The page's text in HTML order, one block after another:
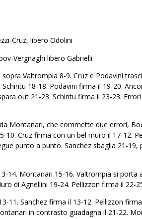
Cruz, libero Odolini
Vergnaghi libero Gabrielli
Valtrompia 8-9. Cruz e Podavini
18-18. Podavini firma il 19-20.
out 21-23. Schintu firma il 23-23.
Montanari, che commette due errori,
Cruz firma con un bel muro il 17-12.
punto a punto. Sanchez sbaglia 21-19,
Montanari 15-16. Valtrompia si porta
di Agnellini 19-24. Pellizzon firma il 22-
11. Sanchez firma il 13-12. Pellizzon
in contrasto guadagna il 21-22.